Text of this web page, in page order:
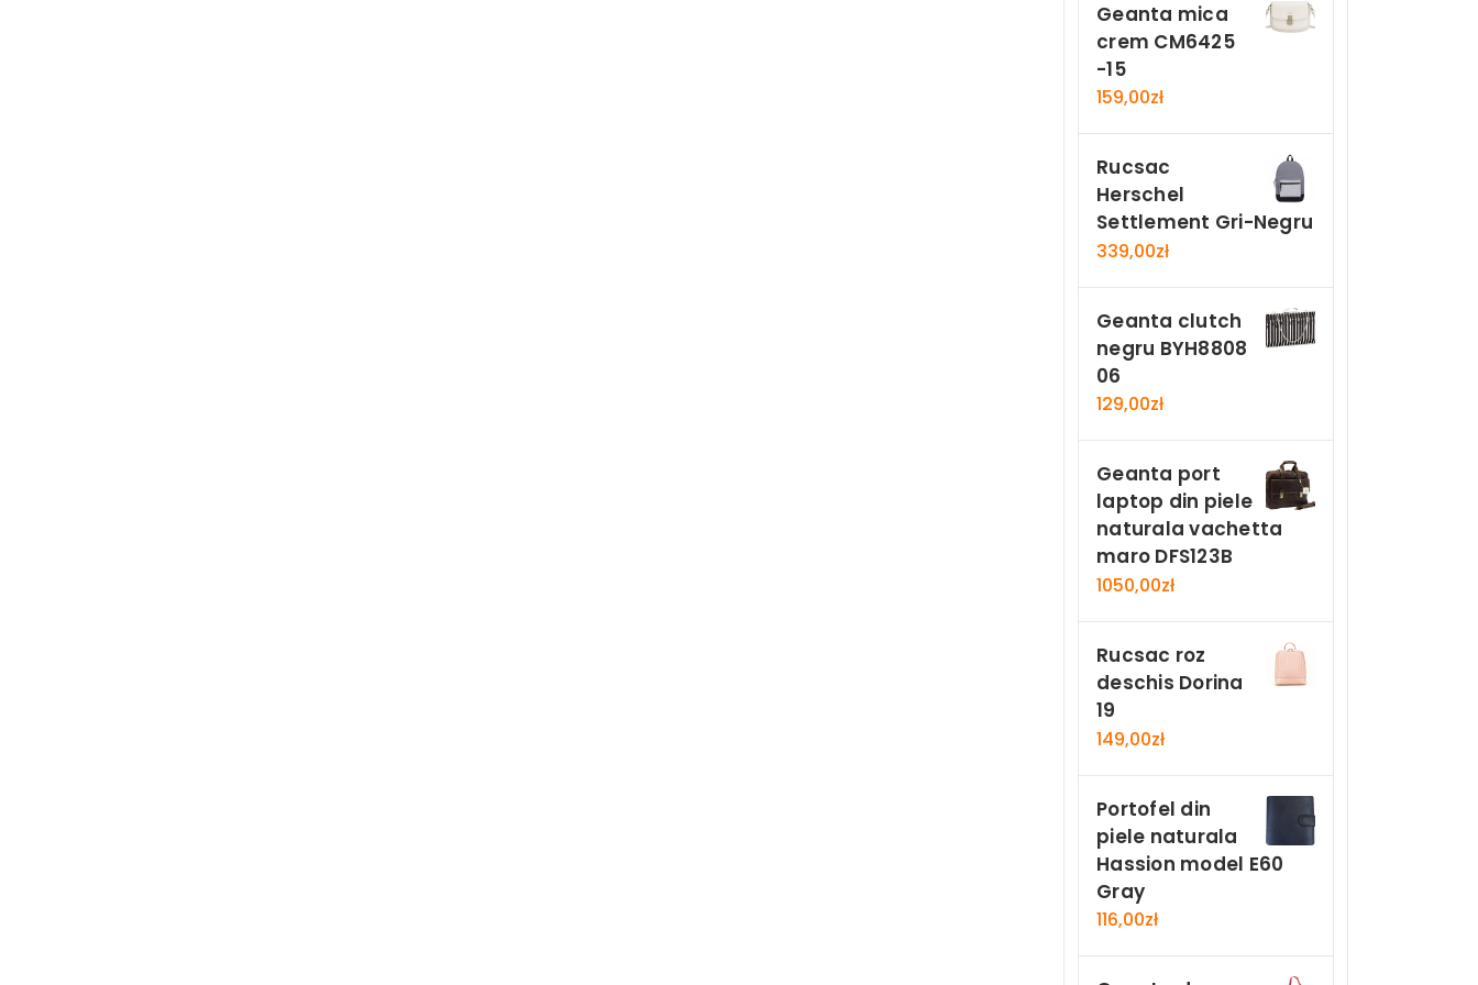
Geanta mica
crem CM6425
-15
159,00zł
Rucsac
Herschel
Settlement Gri-Negru
339,00zł
Geanta clutch
negru BYH8808
06
129,00zł
Geanta port
laptop din piele
naturala vachetta
maro DFS123B
1050,00zł
Rucsac roz
deschis Dorina
19
149,00zł
Portofel din
piele naturala
Hassion model E60
Gray
116,00zł